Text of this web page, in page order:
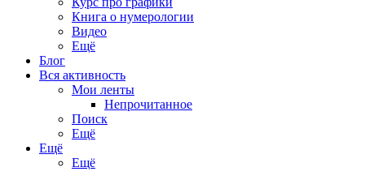
Книга о нумерологии
Видео
Ещё
Блог
Вся активность
Мои ленты
Непрочитанное
Поиск
Ещё
Ещё
Ещё